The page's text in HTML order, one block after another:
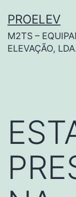
PROELEV
M2TS –
ELEVAÇÃO,